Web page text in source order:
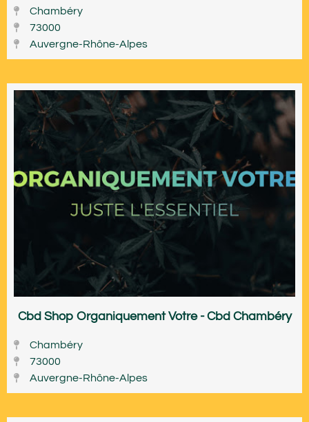
Chambéry
73000
Auvergne-Rhône-Alpes
Cbd Shop Organiquement Votre - Cbd Chambéry
Chambéry
73000
Auvergne-Rhône-Alpes